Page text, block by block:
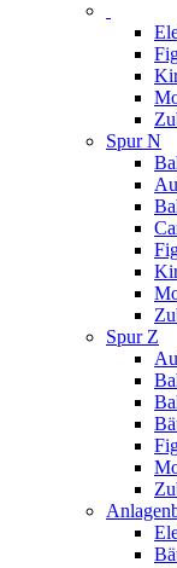
Spur N
Spur Z